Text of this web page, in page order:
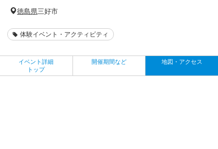
徳島県三好市
体験イベント・アクティビティ
イベント詳細
トップ
開催期間など 地図・アクセス